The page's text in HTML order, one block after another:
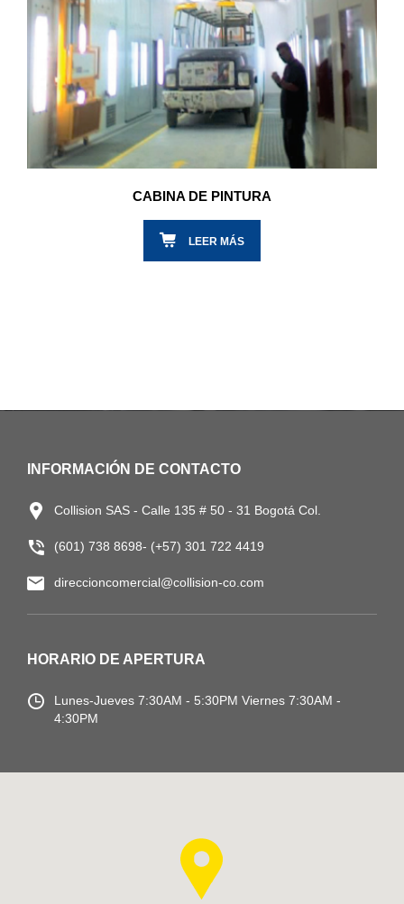
CABINA DE PINTURA
LEER MÁS
INFORMACIÓN DE CONTACTO
Collision SAS - Calle 135 # 50 - 31 Bogotá Col.
(601) 738 8698- (+57) 301 722 4419
direccioncomercial@collision-co.com
HORARIO DE APERTURA
Lunes-Jueves 7:30AM - 5:30PM Viernes 7:30AM -
4:30PM